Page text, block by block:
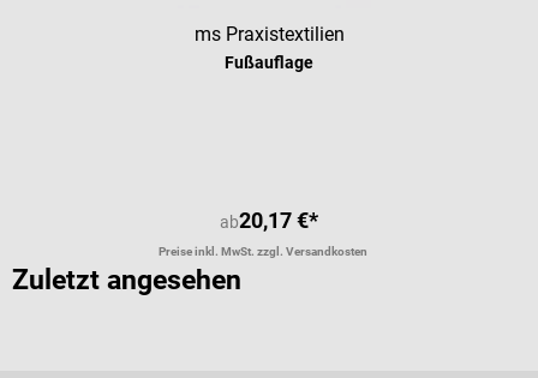
ms Praxistextilien
Fußauflage
ab20,17 €*
Preise inkl. MwSt. zzgl. Versandkosten
Zuletzt angesehen